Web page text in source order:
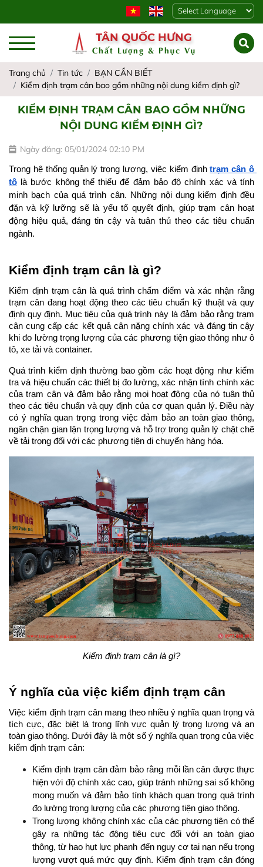
Powered by
TÂN QUỐC HƯNG
Chất Lượng & Phục Vụ
Trang chủ Tin tức
BẠN CẦN BIẾT
Kiểm định trạm cân bao gồm những nội dung kiểm định gì?
KIỂM ĐỊNH TRẠM CÂN BAO GỒM NHỮNG
NỘI DUNG KIỂM ĐỊNH GÌ?
Ngày đăng: 05/01/2024 02:10 PM
Trong hệ thống quản lý trọng lượng, việc kiểm định trạm cân ô
tô là bước không thể thiếu để đảm bảo độ chính xác và tính
minh bạch của quá trình cân. Những nội dung kiểm định đều
đặn và kỹ lưỡng sẽ là yếu tố quyết định, giúp trạm cân hoạt
động hiệu quả, đáng tin cậy và tuân thủ theo các tiêu chuẩn
ngành.
Kiểm định trạm cân là gì?
Kiểm định trạm cân là quá trình chấm điểm và xác nhận rằng
trạm cân đang hoạt động theo các tiêu chuẩn kỹ thuật và quy
định quy định. Mục tiêu của quá trình này là đảm bảo rằng trạm
cân cung cấp các kết quả cân nặng chính xác và đáng tin cậy
khi đo lường trọng lượng của các phương tiện giao thông như ô
tô, xe tải và container.
Quá trình kiểm định thường bao gồm các hoạt động như kiểm
tra và hiệu chuẩn các thiết bị đo lường, xác nhận tính chính xác
của trạm cân và đảm bảo rằng mọi hoạt động của nó tuân thủ
theo các tiêu chuẩn và quy định của cơ quan quản lý. Điều này
có ý nghĩa quan trọng trong việc đảm bảo an toàn giao thông,
ngăn chặn gian lận trọng lượng và hỗ trợ trong quản lý chặt chẽ
về tải trọng đối với các phương tiện di chuyển hàng hóa.
Kiểm định trạm cân là gì?
Ý nghĩa của việc kiểm định trạm cân
Việc kiểm định trạm cân mang theo nhiều ý nghĩa quan trọng và
tích cực, đặc biệt là trong lĩnh vực quản lý trọng lượng và an
toàn giao thông. Dưới đây là một số ý nghĩa quan trọng của việc
kiểm định trạm cân:
Kiểm định trạm cân đảm bảo rằng mỗi lần cân được thực
hiện với độ chính xác cao, giúp tránh những sai số không
mong muốn và đảm bảo tính khách quan trong quá trình
đo lường trọng lượng của các phương tiện giao thông.
Trọng lượng không chính xác của các phương tiện có thể
gây ra những tác động tiêu cực đối với an toàn giao
thông, từ hao hụt lực phanh đến nguy cơ tai nạn nếu trọng
lượng vượt quá mức quy định. Kiểm định trạm cân đóng